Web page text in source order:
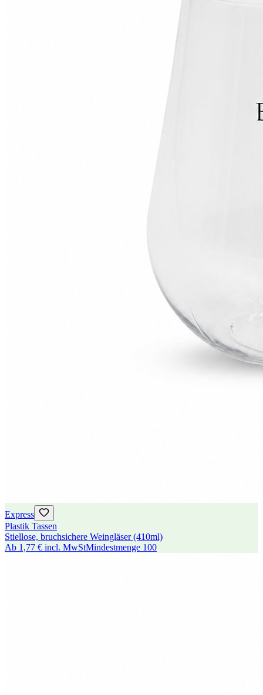
Express
Plastik Tassen
Stiellose, bruchsichere Weingläser (410ml)
Ab 1,77 € incl. MwStMindestmenge 100